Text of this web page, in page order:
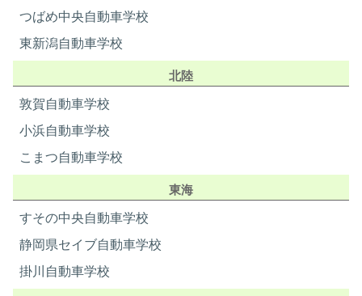
つばめ中央自動車学校
東新潟自動車学校
北陸
敦賀自動車学校
小浜自動車学校
こまつ自動車学校
東海
すその中央自動車学校
静岡県セイブ自動車学校
掛川自動車学校